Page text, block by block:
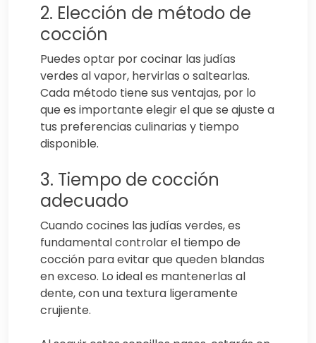
2. Elección de método de
cocción
Puedes optar por cocinar las judías
verdes al vapor, hervirlas o saltearlas.
Cada método tiene sus ventajas, por lo
que es importante elegir el que se ajuste a
tus preferencias culinarias y tiempo
disponible.
3. Tiempo de cocción
adecuado
Cuando cocines las judías verdes, es
fundamental controlar el tiempo de
cocción para evitar que queden blandas
en exceso. Lo ideal es mantenerlas al
dente, con una textura ligeramente
crujiente.